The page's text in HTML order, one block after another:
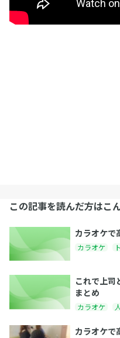
この記事を読んだ方はこ
カラオケで
カラオケ
これで上司
まとめ
カラオケ
カラオケで